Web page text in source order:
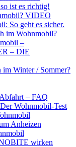
ist es richtig!
VIDEO
So geht es sicher.
im Wohnmobil?
–
– DIE
Winter / Sommer?
– FAQ
Wohnmobil-Test
Anheizen
wirken